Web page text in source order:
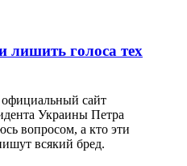
лишить голоса тех
сайт
Украины Петра
вопросом, а кто эти
всякий бред.